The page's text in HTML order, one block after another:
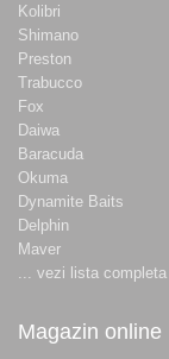
Kolibri
Shimano
Preston
Trabucco
Fox
Daiwa
Baracuda
Okuma
Dynamite Baits
Delphin
Maver
... vezi lista completa
Magazin online